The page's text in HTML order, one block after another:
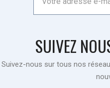
SUIVEZ
Suivez-nous sur tous nos